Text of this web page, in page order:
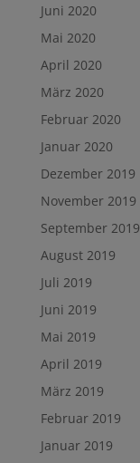
Juni 2020
Mai 2020
April 2020
März 2020
Februar 2020
Januar 2020
Dezember 2019
November 2019
September 2019
August 2019
Juli 2019
Juni 2019
Mai 2019
April 2019
März 2019
Februar 2019
Januar 2019